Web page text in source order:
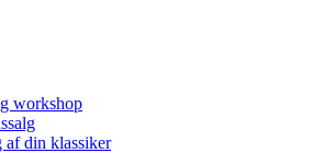
workshop
af din klassiker